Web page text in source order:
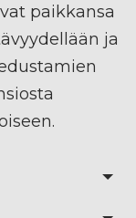
paikkansa
ja